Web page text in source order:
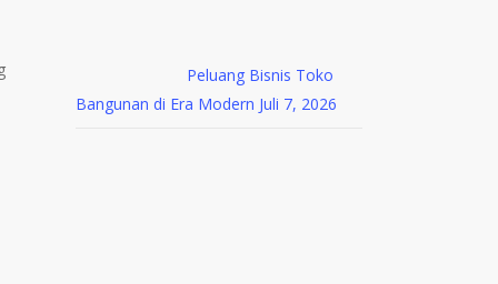
Peluang Bisnis Toko
Bangunan di Era Modern Juli 7, 2026